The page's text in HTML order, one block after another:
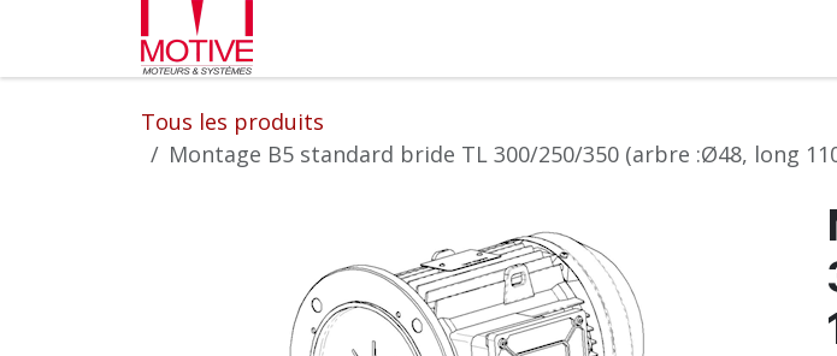
Se rendre au contenu
Tous les produits
Montage B5 standard bride TL 300/250/350 (arbre :Ø48, long